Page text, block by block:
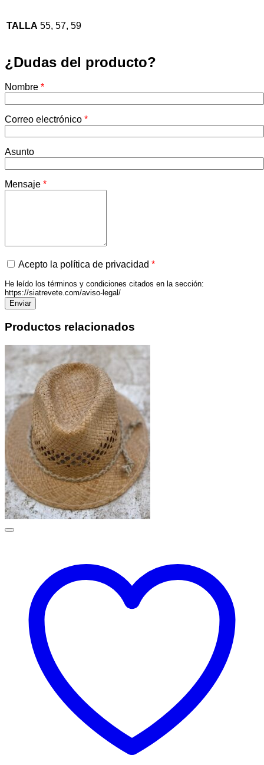
TALLA 55, 57, 59
¿Dudas del producto?
Nombre *
Correo electrónico *
Asunto
Mensaje *
Acepto la política de privacidad *
He leído los términos y condiciones citados en la sección:
https://siatrevete.com/aviso-legal/
Productos relacionados